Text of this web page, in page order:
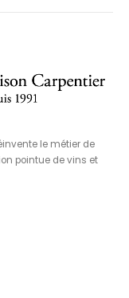
le métier de
pointue de vins et